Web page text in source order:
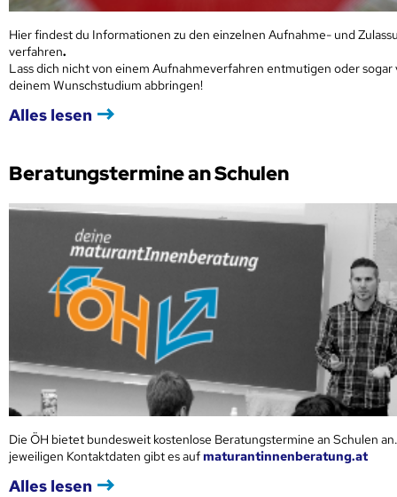
Hier findest du Informationen zu den einzelnen Aufnahme- und
verfahren.
Lass dich nicht von einem Aufnahmeverfahren entmutigen oder sogar
deinem Wunschstudium abbringen!
Alles lesen
Beratungstermine an Schulen
Die ÖH bietet bundesweit kostenlose Beratungstermine an Schulen
jeweiligen Kontaktdaten gibt es aufmaturantinnenberatung.at
Alles lesen